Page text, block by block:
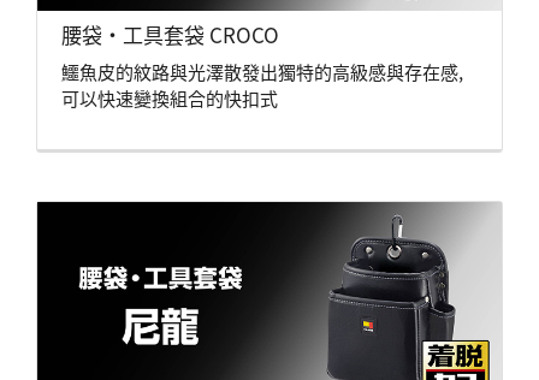
腰袋・工具套袋 CROCO
鱷魚皮的紋路與光澤散發出獨特的高級感與存在感,
可以快速變換組合的快扣式